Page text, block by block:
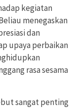
kegiatan
menegaskan
dan
upaya perbaikan
rasa sesama
sangat penting